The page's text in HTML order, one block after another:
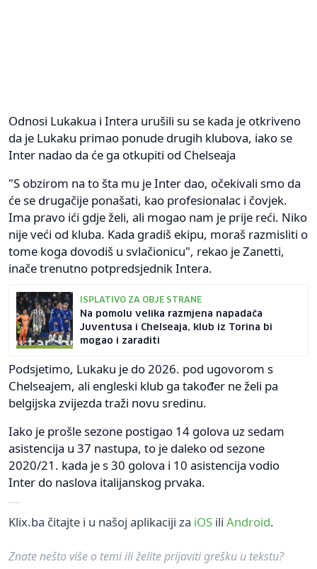
Odnosi Lukakua i Intera urušili su se kada je otkriveno
da je Lukaku primao ponude drugih klubova, iako se
Inter nadao da će ga otkupiti od Chelseaja
"S obzirom na to šta mu je Inter dao, očekivali smo da
će se drugačije ponašati, kao profesionalac i čovjek.
Ima pravo ići gdje želi, ali mogao nam je prije reći. Niko
nije veći od kluba. Kada gradiš ekipu, moraš razmisliti o
tome koga dovodiš u svlačionicu", rekao je Zanetti,
inače trenutno potpredsjednik Intera.
ISPLATIVO ZA OBJE STRANE
Na pomolu velika razmjena napadača
Juventusa i Chelseaja, klub iz Torina bi
mogao i zaraditi
Podsjetimo, Lukaku je do 2026. pod ugovorom s
Chelseajem, ali engleski klub ga također ne želi pa
belgijska zvijezda traži novu sredinu.
Iako je prošle sezone postigao 14 golova uz sedam
asistencija u 37 nastupa, to je daleko od sezone
2020/21. kada je s 30 golova i 10 asistencija vodio
Inter do naslova italijanskog prvaka.
Klix.ba čitajte i u našoj aplikaciji za iOS ili Android.
Znate nešto više o temi ili želite prijaviti grešku u tekstu?